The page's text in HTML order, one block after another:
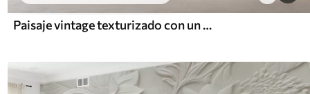
Paisaje vintage texturizado con un árbol cerca de un río y un cielo nublado, arte de la naturaleza en tonos sepia